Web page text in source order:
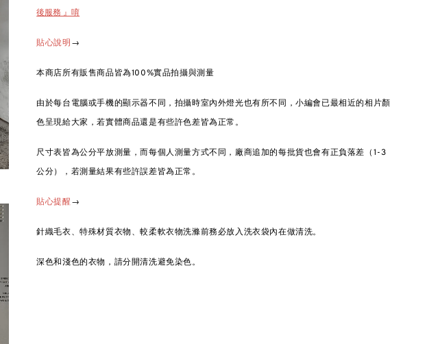
後服務 』唷
貼心說明 →
本商店所有販售商品皆為100%實品拍攝與測量
由於每台電腦或手機的顯示器不同，拍攝時室內外燈光也有所不同，小編會已最相近的相片顏
色呈現給大家，若實體商品還是有些許色差皆為正常。
尺寸表皆為公分平放測量，而每個人測量方式不同，廠商追加的每批貨也會有正負落差（1-3
公分），若測量結果有些許誤差皆為正常。
貼心提醒→
針織毛衣、特殊材質衣物、較柔軟衣物洗滌前務必放入洗衣袋內在做清洗。
深色和淺色的衣物，請分開清洗避免染色。